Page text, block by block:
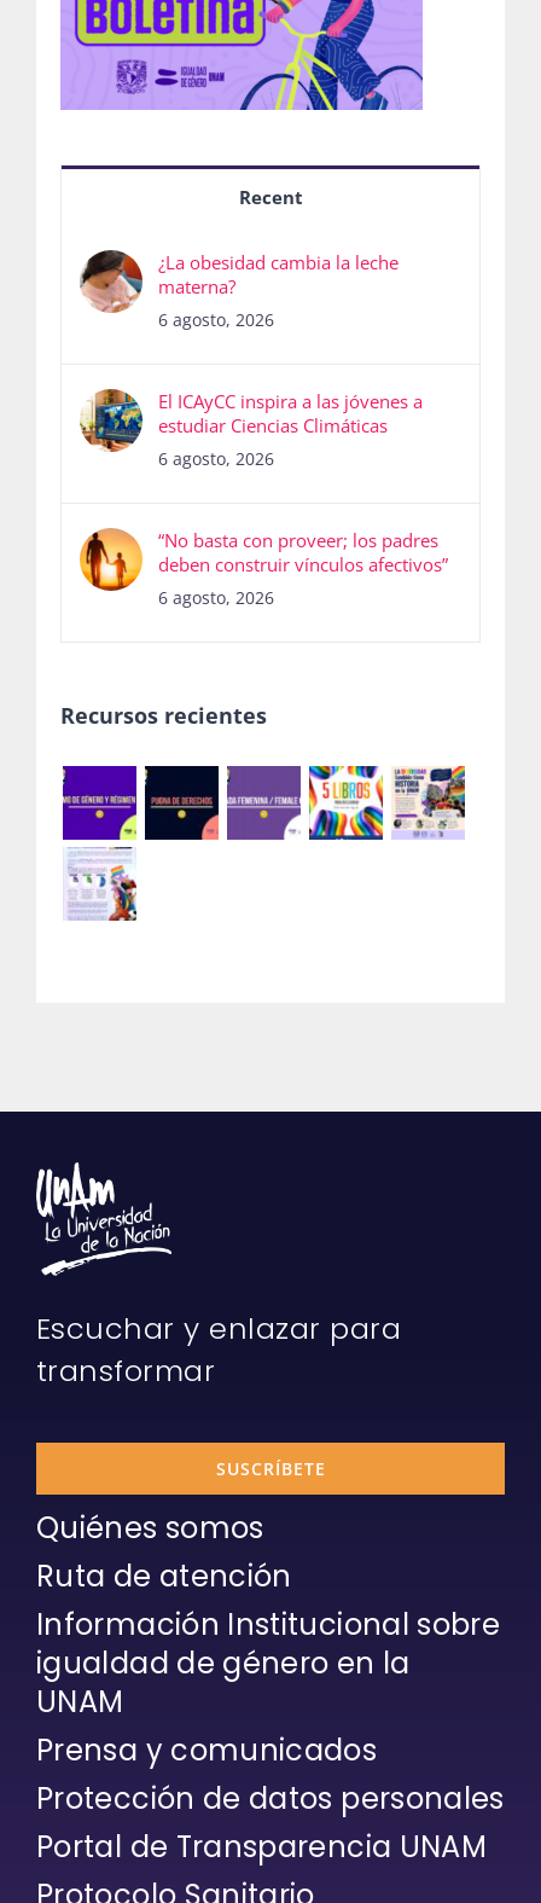
Recent
¿La obesidad cambia la leche
materna?
6 agosto, 2026
El ICAyCC inspira a las jóvenes a
estudiar Ciencias Climáticas
6 agosto, 2026
“No basta con proveer; los padres
deben construir vínculos afectivos”
6 agosto, 2026
Recursos recientes
Escuchar y enlazar para
transformar
SUSCRÍBETE
Quiénes somos
Ruta de atención
Información Institucional sobre
igualdad de género en la
UNAM
Prensa y comunicados
Protección de datos personales
Portal de Transparencia UNAM